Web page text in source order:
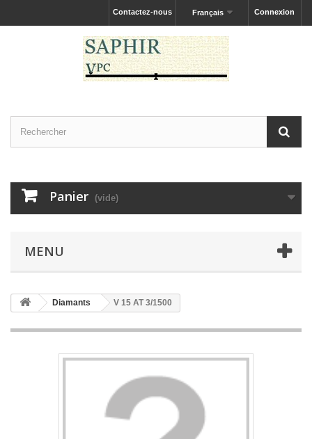
Connexion
Français
Contactez-nous
Panier (vide)
MENU
Diamants V 15 AT 3/1500